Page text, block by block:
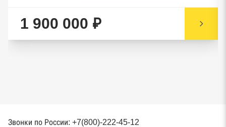
1 900 000 ₽
Звонки по России: +7(800)-222-45-12